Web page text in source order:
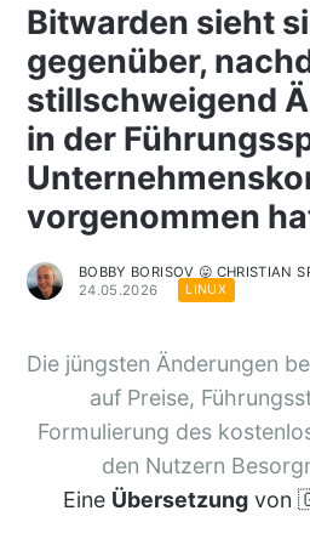
Bitwarden sieht
gegenüber,
stillschweigend
in der
vorgenommen
BOBBY BORISOV 😛 CHRISTIAN
24.05.2026
LINUX
Die jüngsten Änderungen
auf Preise,
Formulierung des
den Nutzern
Eine Übersetzungvon